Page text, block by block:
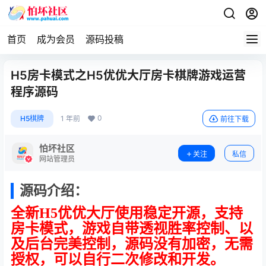
首页 成为会员 源码投稿
H5房卡模式之H5优优大厅房卡棋牌游戏运营
程序源码
H5棋牌 1 年前 0 前往下载
怕坏社区
网站管理员
关注 私信
源码介绍：
全新H5优优大厅使用稳定开源，支持
房卡模式，游戏自带透视胜率控制、以
及后台完美控制，源码没有加密，无需
授权，可以自行二次修改和开发。